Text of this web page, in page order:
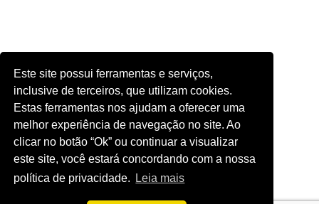
Este site possui ferramentas e serviços,
inclusive de terceiros, que utilizam cookies.
Estas ferramentas nos ajudam a oferecer uma
melhor experiência de navegação no site. Ao
clicar no botão “Ok” ou continuar a visualizar
este site, você estará concordando com a nossa
política de privacidade.
Leia mais